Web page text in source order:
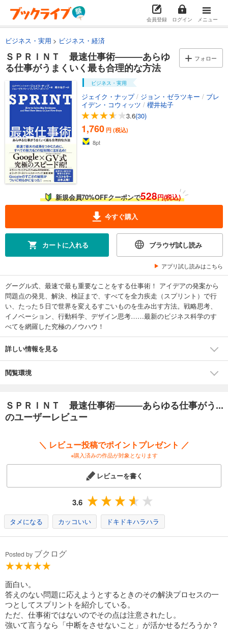
会員登録 ログイン メニュー
ビジネス・実用 ビジネス・経済
ＳＰＲＩＮＴ 最速仕事術―――あらゆ
る仕事がうまくいく最も合理的な方法
フォロー
ビジネス・実用
ジェイク・ナップ/ ジョン・ゼラツキー / ブレ
イデン・コウィッツ / 櫻井祐子
3.6(30)
1,760 円 (税込)
8pt
新規会員70%OFFクーポンで528円(税込)
今すぐ購入
カートに入れる ブラウザ試し読み
アプリ試し読みはこちら
グーグル式、最速で最も重要なことをする仕事術！ アイデアの発案から
問題点の発見、解決、検証まで、すべてを全力疾走（スプリント）で行
い、たった５日で世界を変えるすごいものを生み出す方法。戦略思考、
イノベーション、行動科学、デザイン思考……最新のビジネス科学のす
べてを網羅した究極のノウハウ！
詳しい情報を見る
閲覧環境
ＳＰＲＩＮＴ 最速仕事術―――あらゆる仕事がう...
のユーザーレビュー
＼ レビュー投稿でポイントプレゼント ／
※購入済みの作品が対象となります
レビューを書く
3.6
タメになる カッコいい ドキドキハラハラ
Posted by ブクログ
面白い。
答えのない問題に応えようとするときのその解決プロセスの一
つとしてスプリントを紹介している。
ただ、仕事術ではないのでその点は注意されたし。
強いて言うなら「中断をさせないこと」が活かせるだろうか？